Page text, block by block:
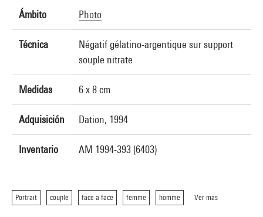
Ámbito Photo
Técnica
Négatif gélatino-argentique sur support
souple nitrate
Medidas 6 x 8 cm
Adquisición Dation, 1994
Inventario AM 1994-393 (6403)
Portrait couple face à face femme homme Ver más